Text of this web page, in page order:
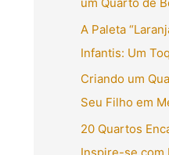
p
o
r
:
A Paleta
Infantis: Um
Criando um
Seu Filho em
20 Quartos